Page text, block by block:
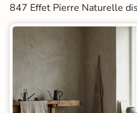
847 Effet Pierre Naturelle